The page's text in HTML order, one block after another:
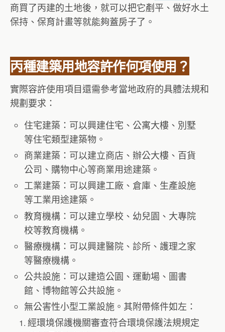
商買了丙建的土地後，就可以把它剷平、做好水土
保持、保育計畫等就能夠蓋房子了。
丙種建築用地容許作何項使用？
實際容許使用項目還需參考當地政府的具體法規和
規劃要求：
住宅建築：可以興建住宅、公寓大樓、別墅
等住宅類型建築物。
商業建築：可以建立商店、辦公大樓、百貨
公司、購物中心等商業用途建築。
工業建築：可以興建工廠、倉庫、生產設施
等工業用途建築。
教育機構：可以建立學校、幼兒園、大專院
校等教育機構。
醫療機構：可以興建醫院、診所、護理之家
等醫療機構。
公共設施：可以建造公園、運動場、圖書
館、博物館等公共設施。
無公害性小型工業設施。其附帶條件如左：
經環境保護機關審查符合環境保護法規規定